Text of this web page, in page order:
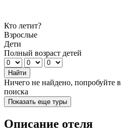
Кто летит?
Взрослые
Дети
Полный возраст детей
Найти
Ничего не найдено, попробуйте
поиска
Показать еще туры
Описание отеля